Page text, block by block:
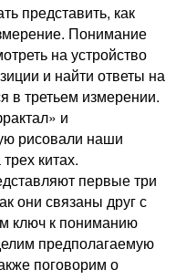
представить, как
Понимание
на устройство
и найти ответы на
в третьем измерении.
и
рисовали наши
китах.
первые три
они связаны друг с
ключ к пониманию
предполагаемую
поговорим о